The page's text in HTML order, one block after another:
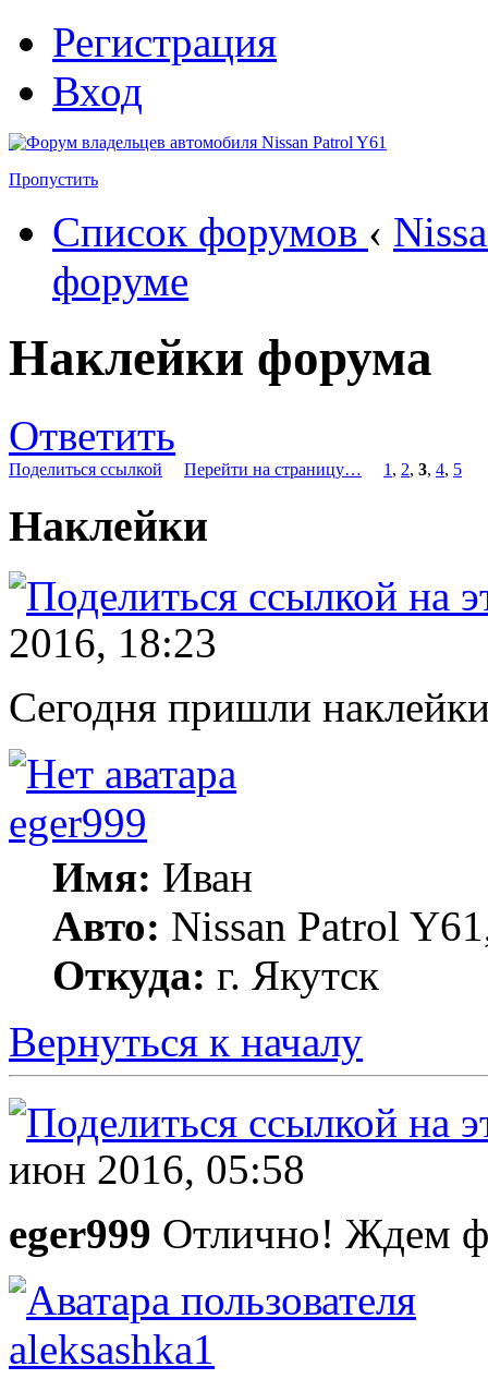
Регистрация
Вход
Пропустить
Список форумов ‹
форуме
Наклейки форума
Ответить
Поделиться ссылкой Перейти на страницу… 1 , 2, 3, 4, 5
Наклейки
2016, 18:23
Сегодня пришли
eger999
Имя: Иван
Авто: Nissan Patrol
Откуда: г. Якутск
Вернуться к началу
июн 2016, 05:58
eger999 Отлично! Ждем
aleksashka1